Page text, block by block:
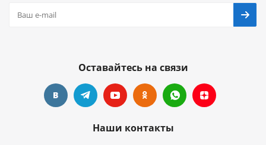
Оставайтесь на связи
Наши контакты